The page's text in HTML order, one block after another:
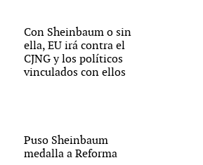
Con Sheinbaum o sin
ella, EU irá contra el
CJNG y los políticos
vinculados con ellos
Puso Sheinbaum
medalla a Reforma